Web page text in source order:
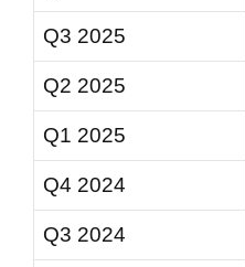
Q3 2025
Q2 2025
Q1 2025
Q4 2024
Q3 2024